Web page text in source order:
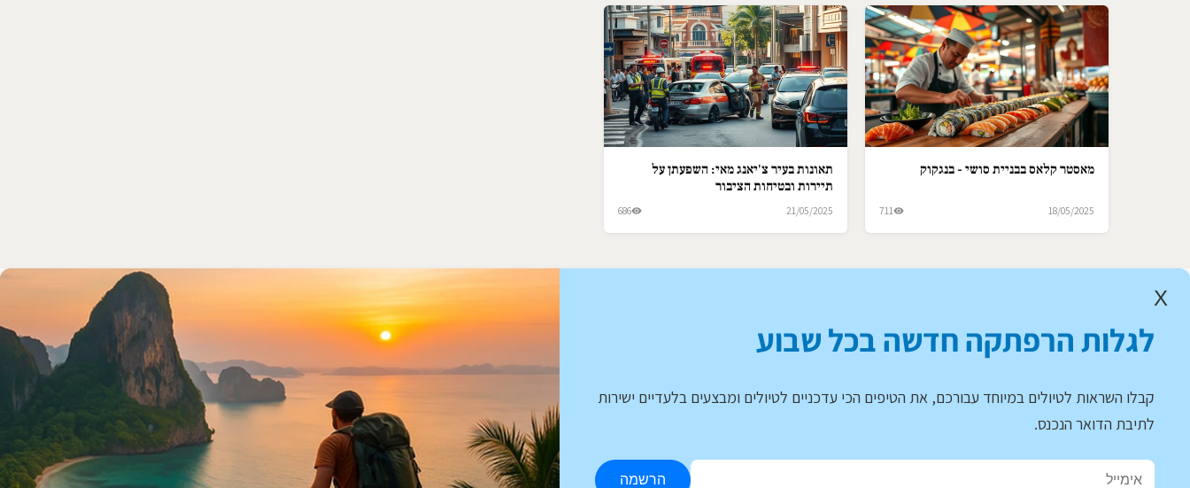
מאסטר קלאס בבניית סושי - בנגקוק
18/05/2025
711
תאונות בעיר צ'יאנג מאי: השפעתן על
תיירות ובטיחות הציבור
21/05/2025
686
X
לגלות הרפתקה חדשה בכל שבוע
קבלו השראות לטיולים במיוחד עבורכם, את הטיפים הכי עדכניים לטיולים ומבצעים בלעדיים ישירות
לתיבת הדואר הנכנס.
הרשמה